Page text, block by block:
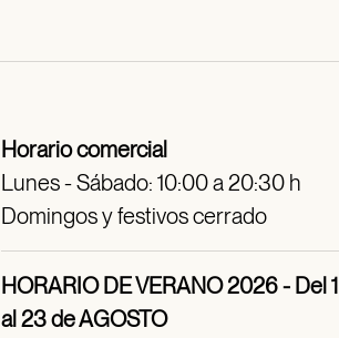
Horario comercial
Lunes - Sábado: 10:00 a 20:30 h
Domingos y festivos cerrado
HORARIO DE VERANO 2026 - Del 1
al 23 de AGOSTO